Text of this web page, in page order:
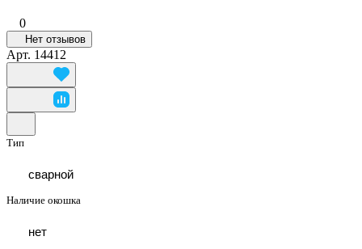
0
Нет отзывов
Арт. 14412
Тип
сварной
Наличие окошка
нет